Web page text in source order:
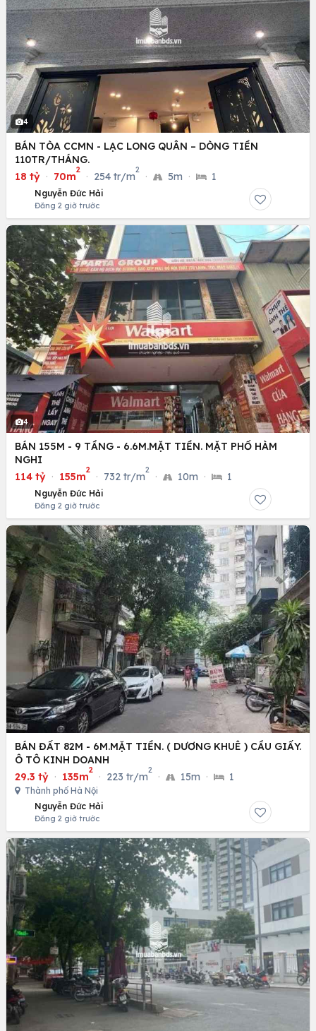
4
BÁN TÒA CCMN - LẠC LONG QUÂN – DÒNG TIỀN
110TR/THÁNG.
18 tỷ · 70m
2
· 254 tr/m
2
· 5m · 1
Nguyễn Đức Hải
Đăng 2 giờ trước
4
BÁN 155M - 9 TẦNG - 6.6M.MẶT TIỀN. MẶT PHỐ HÀM
NGHI
114 tỷ · 155m
2
· 732 tr/m
2
· 10m · 1
Nguyễn Đức Hải
Đăng 2 giờ trước
BÁN ĐẤT 82M - 6M.MẶT TIỀN. ( DƯƠNG KHUÊ ) CẦU GIẤY.
Ô TÔ KINH DOANH
29.3 tỷ · 135m
2
· 223 tr/m
2
· 15m · 1
Thành phố Hà Nội
Nguyễn Đức Hải
Đăng 2 giờ trước